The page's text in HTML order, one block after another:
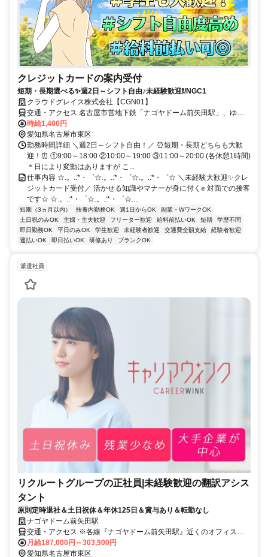
クレジットカードの案内受付
短期・長期選べる✨週2日～シフト自由♪未経験歓迎❗/NGC1
クラウドグレイス株式会社【CGN01】
交通・アクセス 名古屋市営地下鉄「ナゴヤドーム前矢田駅」、ゆと
りーとライン「ナゴヤドーム前矢田駅」より徒歩10分 ★交通費規定
内支給 ★給料前払いOK
時給1,400円
愛知県名古屋市東区
勤務時間詳細 ＼週2日～シフト自由！／ ⏰短期・長期どちらも大歓
迎！⏰ ①9:00～18:00 ②10:00～19:00 ③11:00～20:00 (各休憩1時間)
＊日により変動はありますが こ...
仕事内容 ☆.。.:*・゜☆.。.:*・゜☆.。.:*・゜☆ ＼未経験大歓迎✨クレ
ジットカード受付／ 活かせる知識やマナーが身に付く✊ 対面での接客
です☆ ☆.。.:*・゜☆.。.:*・゜☆....
短期（3ヵ月以内） 扶養内勤務OK 週1日からOK
副業・WワークOK
土日祝のみOK
主婦・主夫歓迎 フリーター歓迎 給料前払いOK 短期
学歴不問
即日勤務OK
平日のみOK 学生歓迎 未経験者歓迎 交通費全額支給
経験者歓迎
週払いOK
即日払いOK 研修あり ブランクOK
派遣社員
リクルートグループの正社員|未経験歓迎の翻訳アシス
タント
原則定時退社＆土日祝休＆年休125日＆賞与あり＆転勤なし
ナゴヤドーム前矢田駅
交通・アクセス ※各線『ナゴヤドーム前矢田駅』近くのオフィスビ
ルでの勤務となります
月給187,000円～303,900円
愛知県名古屋市東区